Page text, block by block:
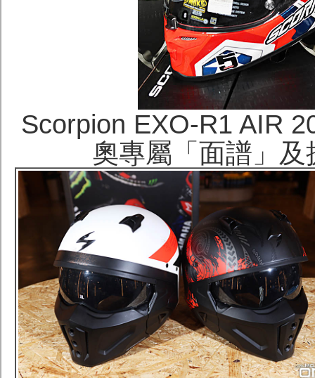
Scorpion EXO-R1 AIR
奧專屬「面譜」